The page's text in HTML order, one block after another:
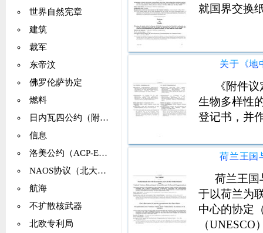
世界自然宪章
建筑
裁军
东帝汶
佛罗伦萨协定
燃料
日内瓦四公约（附议定书）
信息
洛美公约（ACP-EEC公约）
NAOS协议（北大西洋站）
航海
不扩散核武器
北欧专利局
就国界交换
《附件
生物多样性
登记书，并
荷兰王国
于以荷兰为
中心的协定
（